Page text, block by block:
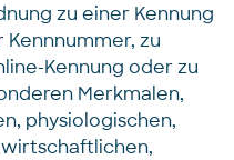
zu einer Kennung
zu
Kennung oder zu
Merkmalen,
physiologischen,